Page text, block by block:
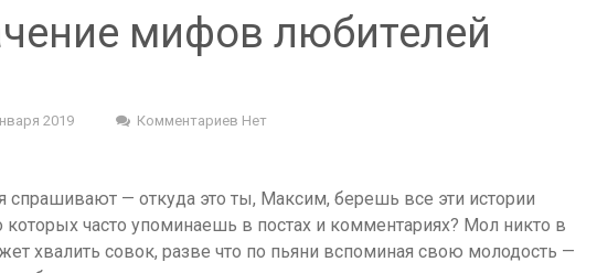
мифов любителей
2019
Комментариев Нет
спрашивают — откуда это ты, Максим, берешь все эти истории
которых часто упоминаешь в постах и комментариях? Мол никто в
хвалить совок, разве что по пьяни вспоминая свою молодость —